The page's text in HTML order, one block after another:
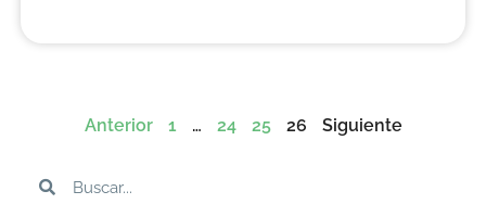
Anterior 1 … 24 25 26 Siguiente